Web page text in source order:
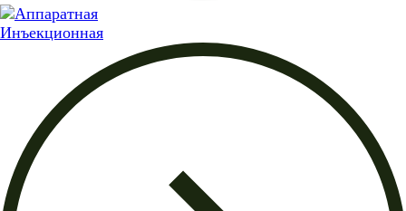
Инъекционная